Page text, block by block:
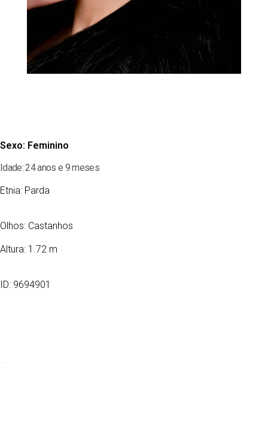
Sexo: Feminino
Idade: 24 anos e 9 meses
Etnia: Parda
Olhos: Castanhos
Altura: 1.72 m
ID: 9694901